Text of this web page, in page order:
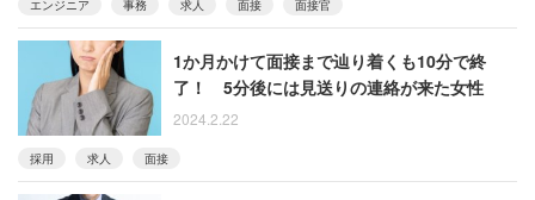
エンジニア 事務 求人 面接 面接官
1か月かけて面接まで辿り着くも10分で終
了！ 5分後には見送りの連絡が来た女性
2024.2.22
採用 求人 面接